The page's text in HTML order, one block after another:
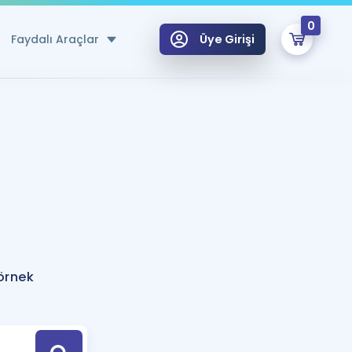
Faydalı Araçlar
Hesaplama Aracı
için Öneriler
Tek Takvimde
Üye Girişi
0